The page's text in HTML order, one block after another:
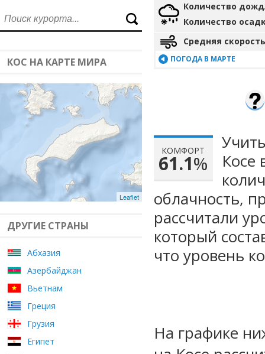
КОС НА КАРТЕ МИРА
Leaflet
ДРУГИЕ СТРАНЫ
Абхазия
Азербайджан
Вьетнам
Греция
Грузия
Египет
Количество
Количество
Средняя
ПОГОДА В МАРТЕ
КОМФОРТ
61.1%
Косе
облачность,
рассчитали
который
что уровень
На графике